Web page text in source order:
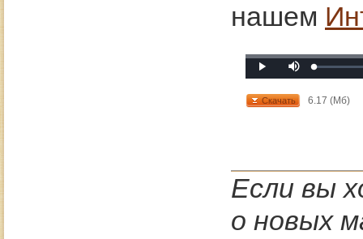
нашем
Play
Mute
Loaded:
0%
Progress:
Скачать 6.17 (Мб)
Если вы
о новых